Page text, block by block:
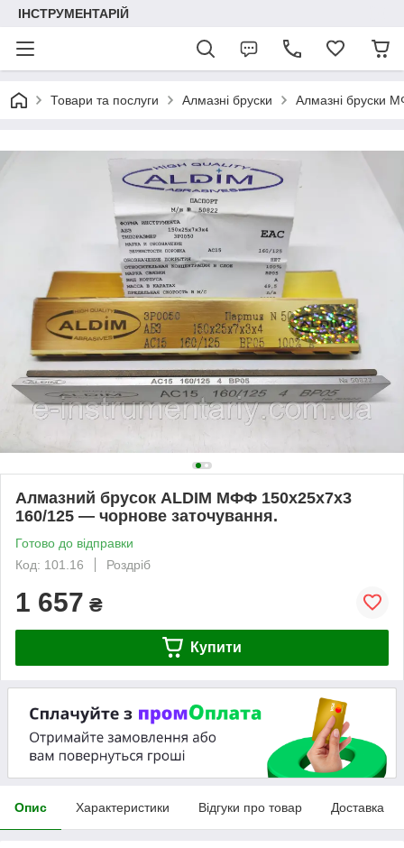
ІНСТРУМЕНТАРІЙ
Товари та послуги Алмазні бруски Алмазні бруски
Алмазний брусок ALDIM МФФ 150х25х7х3
160/125 — чорнове заточування.
Готово до відправки
Код: 101.16
Роздріб
1 657 ₴
Купити
Опис Характеристики Відгуки про товар Доставка